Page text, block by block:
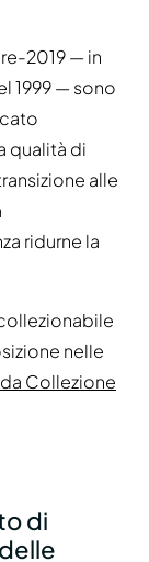
2019 — in
1999 — sono
qualità di
alle
ridurne la
nelle
Collezione
di